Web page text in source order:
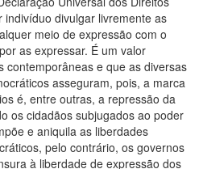
divulgar livremente as
meio de expressão com o
as expressar. É um valor
contemporâneas e que as diversas
asseguram, pois, a marca
é, entre outras, a repressão da
os cidadãos subjugados ao poder
e aniquila as liberdades
pelo contrário, os governos
à liberdade de expressão dos